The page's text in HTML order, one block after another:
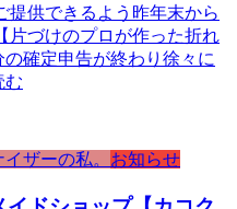
提供できるよう昨年末から
片づけのプロが作った折れ
確定申告が終わり徐々に
む
ザーの私。 お知らせ